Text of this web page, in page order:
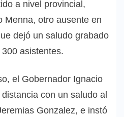
a nivel provincial,
Menna, otro ausente en
dejó un saludo grabado
asistentes.
el Gobernador Ignacio
con un saludo al
Gonzalez, e instó